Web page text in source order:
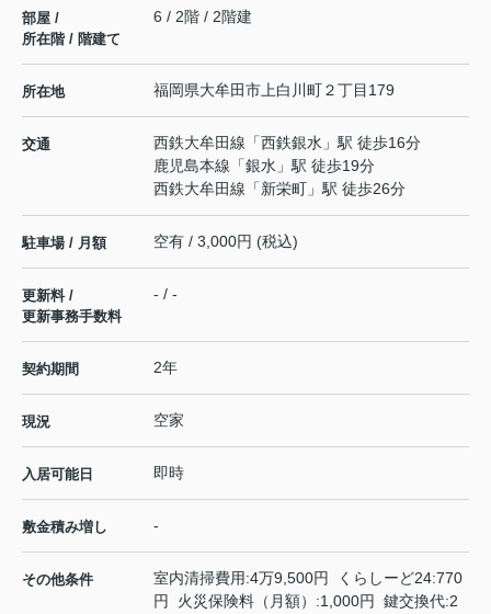
部屋 /
所在階 / 階建て
6 / 2階 / 2階建
所在地 福岡県大牟田市 上白川町２丁目179
交通 西鉄大牟田線 「西鉄銀水 」駅 徒歩16分
鹿児島本線 「銀水 」駅 徒歩19分
西鉄大牟田線 「新栄町 」駅 徒歩26分
駐車場 / 月額 空有 / 3,000円 (税込)
更新料 /
更新事務手数料
- / -
契約期間 2年
現況 空家
入居可能日 即時
敷金積み増し -
その他条件
室内清掃費用:4万9,500円 くらしーど24:770
円 火災保険料（月額）:1,000円 鍵交換代:2